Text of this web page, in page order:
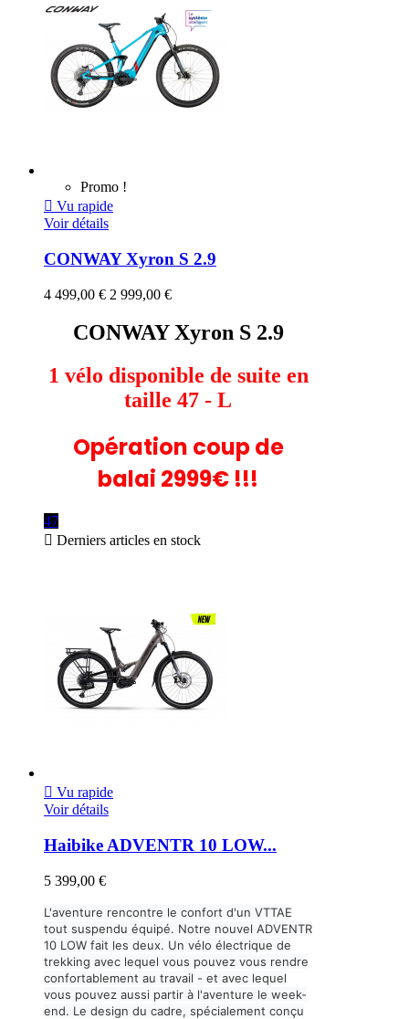
Promo !
 Vu rapide
Voir détails
CONWAY Xyron S 2.9
4 499,00 € 2 999,00 €
CONWAY Xyron S 2.9
1 vélo disponible de suite en
taille 47 - L
Opération coup de
balai 2999€ !!!
47
 Derniers articles en stock
 Vu rapide
Voir détails
Haibike ADVENTR 10 LOW...
5 399,00 €
L'aventure rencontre le confort d'un VTTAE
tout suspendu équipé. Notre nouvel ADVENTR
10 LOW fait les deux. Un vélo électrique de
trekking avec lequel vous pouvez vous rendre
confortablement au travail - et avec lequel
vous pouvez aussi partir à l'aventure le week-
end. Le design du cadre, spécialement conçu